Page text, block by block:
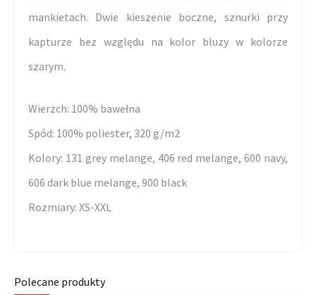
mankietach. Dwie kieszenie boczne, sznurki przy
kapturze bez względu na kolor bluzy w kolorze
szarym.
Wierzch: 100% bawełna
Spód: 100% poliester, 320 g/m2
Kolory: 131 grey melange, 406 red melange, 600 navy,
606 dark blue melange, 900 black
Rozmiary: XS-XXL
Polecane produkty